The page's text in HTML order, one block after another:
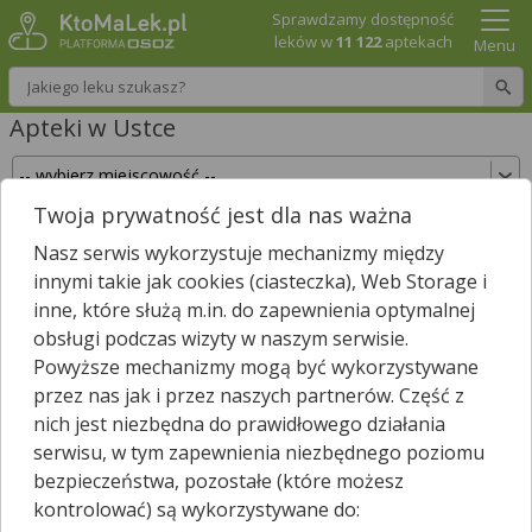
Wpisz nazwę leku
Sprawdzamy dostępność
leków w11 122aptekach Menu
Apteki w Ustce
Sprawdź, które apteki w Ustce posiadają Twój
lek i zarezerwuj go już teraz!
Wpisz nazwę leku
W Ustce jest 11 aptek.
apteki zgłosiły nam, że są właśnie
otwarte.*
Wybierz typ aptek
Twoja prywatność jest dla nas ważna
Nasz serwis wykorzystuje mechanizmy między
innymi takie jak cookies (ciasteczka), Web Storage i
inne, które służą m.in. do zapewnienia optymalnej
obsługi podczas wizyty w naszym serwisie.
Powyższe mechanizmy mogą być wykorzystywane
przez nas jak i przez naszych partnerów. Część z
nich jest niezbędna do prawidłowego działania
serwisu, w tym zapewnienia niezbędnego poziomu
bezpieczeństwa, pozostałe (które możesz
kontrolować) są wykorzystywane do: